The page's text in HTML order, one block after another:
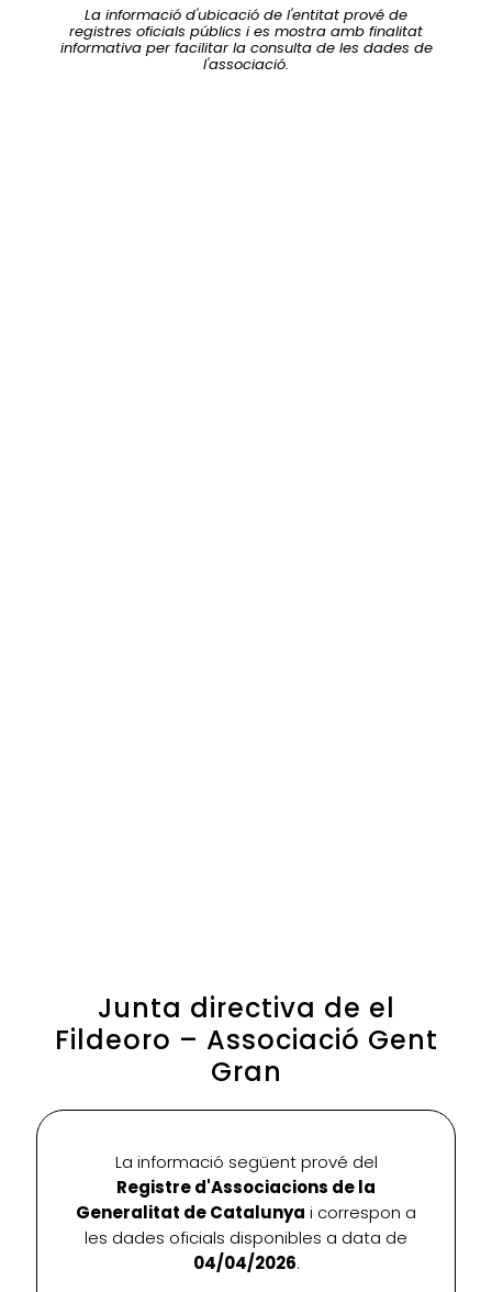
La informació d'ubicació de l'entitat prové de
registres oficials públics i es mostra amb finalitat
informativa per facilitar la consulta de les dades de
l'associació.
Junta directiva de el
Fildeoro – Associació Gent
Gran
La informació següent prové del
Registre d'Associacions de la
Generalitat de Catalunya i correspon a
les dades oficials disponibles a data de
04/04/2026.